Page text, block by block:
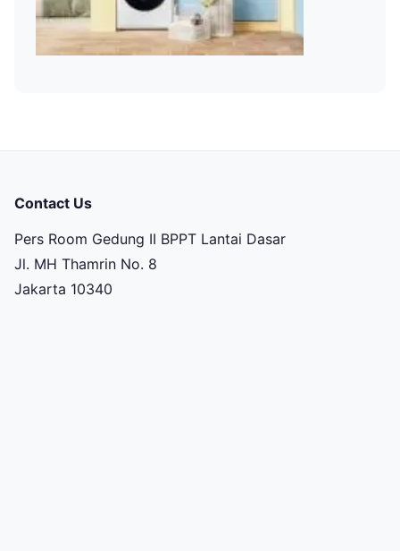
Contact Us
Pers Room Gedung II BPPT Lantai Dasar
Jl. MH Thamrin No. 8
Jakarta 10340